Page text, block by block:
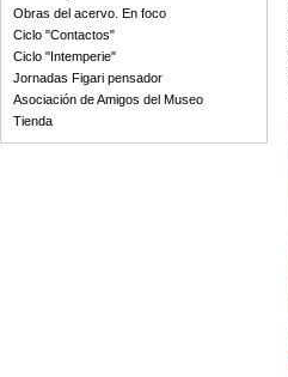
Obras del acervo. En foco
Ciclo "Contactos"
Ciclo "Intemperie"
Jornadas Figari pensador
Asociación de Amigos del Museo
Tienda